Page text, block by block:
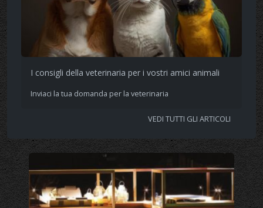
I consigli della veterinaria per i vostri amici animali
Inviaci la tua domanda per la veterinaria
VEDI TUTTI GLI ARTICOLI